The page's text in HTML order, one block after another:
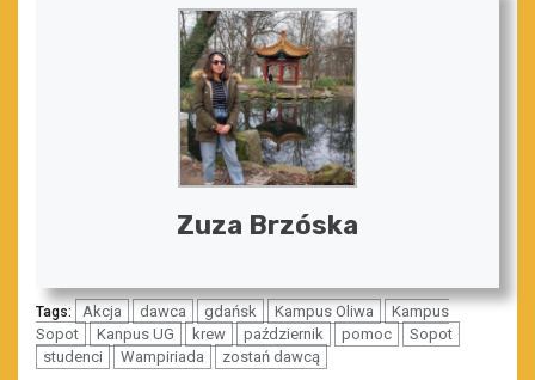
Zuza Brzóska
Tags: Akcja dawca gdańsk Kampus Oliwa
Kampus
Sopot
Kanpus UG krew październik pomoc
Sopot
studenci
Wampiriada zostań dawcą